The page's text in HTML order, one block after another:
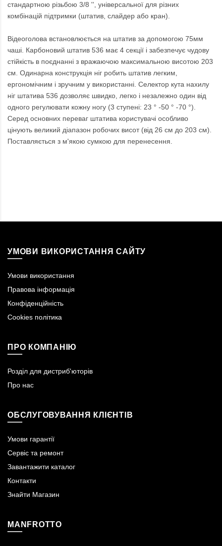
стандартною різьбою 3/8 '', універсальної для різних
комбінацій підтримки (штатив, слайдер або кран).
Відеоголова встановлюється на штатив за допомогою 75мм
чаші. Карбоновий штатив 536 має 4 секції і забезпечує чудову
стійкість в поєднанні з вражаючою максимальною висотою 203
см. Одинарна конструкція ніг робить штатив легким,
ергономічним і зручним у використанні. Селектор кута нахилу
ніг штатива 536 дозволяє швидко, легко і незалежно один від
одного регулювати кожну ногу (3 ступені: 23 ° -50 ° -70 °).
Серед основних переваг штатива користувачі особливо
цінують великий діапазон робочих висот (від 26 см до 203 см).
Поставляється з м'якою сумкою для перенесення.
УМОВИ ВИКОРИСТАННЯ САЙТУ
Умови використання
Правова інформація
Конфіденційність
Cookies політика
ПРО КОМПАНІЮ
Розділ для дистриб'юторів
Про нас
ОБСЛУГОВУВАННЯ КЛІЄНТІВ
Умови гарантії
Сервіс та ремонт
Завантажити каталог
Контакти
Знайти Магазин
MANFROTTO